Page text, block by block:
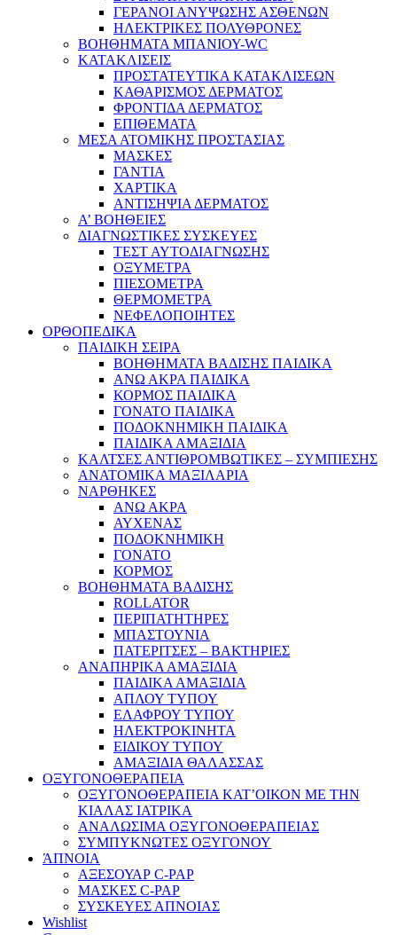
ΓΕΡΑΝΟΙ ΑΝΥΨΩΣΗΣ ΑΣΘΕΝΩΝ
ΗΛΕΚΤΡΙΚΕΣ ΠΟΛΥΘΡΟΝΕΣ
ΒΟΗΘΗΜΑΤΑ ΜΠΑΝΙΟΥ-WC
ΚΑΤΑΚΛΙΣΕΙΣ
ΠΡΟΣΤΑΤΕΥΤΙΚΑ ΚΑΤΑΚΛΙΣΕΩΝ
ΚΑΘΑΡΙΣΜΟΣ ΔΕΡΜΑΤΟΣ
ΦΡΟΝΤΙΔΑ ΔΕΡΜΑΤΟΣ
ΕΠΙΘΕΜΑΤΑ
ΜΕΣΑ ΑΤΟΜΙΚΗΣ ΠΡΟΣΤΑΣΙΑΣ
ΜΑΣΚΕΣ
ΓΑΝΤΙΑ
ΧΑΡΤΙΚΑ
ΑΝΤΙΣΗΨΙΑ ΔΕΡΜΑΤΟΣ
Α’ ΒΟΗΘΕΙΕΣ
ΔΙΑΓΝΩΣΤΙΚΕΣ ΣΥΣΚΕΥΕΣ
ΤΕΣΤ ΑΥΤΟΔΙΑΓΝΩΣΗΣ
ΟΞΥΜΕΤΡΑ
ΠΙΕΣΟΜΕΤΡΑ
ΘΕΡΜΟΜΕΤΡΑ
ΝΕΦΕΛΟΠΟΙΗΤΕΣ
ΟΡΘΟΠΕΔΙΚΑ
ΠΑΙΔΙΚΗ ΣΕΙΡΑ
ΒΟΗΘΗΜΑΤΑ ΒΑΔΙΣΗΣ ΠΑΙΔΙΚΑ
ΑΝΩ ΑΚΡΑ ΠΑΙΔΙΚΑ
ΚΟΡΜΟΣ ΠΑΙΔΙΚΑ
ΓΟΝΑΤΟ ΠΑΙΔΙΚΑ
ΠΟΔΟΚΝΗΜΙΚΗ ΠΑΙΔΙΚΑ
ΠΑΙΔΙΚΑ ΑΜΑΞΙΔΙΑ
ΚΑΛΤΣΕΣ ΑΝΤΙΘΡΟΜΒΩΤΙΚΕΣ – ΣΥΜΠΙΕΣΗΣ
ΑΝΑΤΟΜΙΚΑ ΜΑΞΙΛΑΡΙΑ
ΝΑΡΘΗΚΕΣ
ΑΝΩ ΑΚΡΑ
ΑΥΧΕΝΑΣ
ΠΟΔΟΚΝΗΜΙΚΗ
ΓΟΝΑΤΟ
ΚΟΡΜΟΣ
ΒΟΗΘΗΜΑΤΑ ΒΑΔΙΣΗΣ
ROLLATOR
ΠΕΡΙΠΑΤΗΤΗΡΕΣ
ΜΠΑΣΤΟΥΝΙΑ
ΠΑΤΕΡΙΤΣΕΣ – ΒΑΚΤΗΡΙΕΣ
ΑΝΑΠΗΡΙΚΑ ΑΜΑΞΙΔΙΑ
ΠΑΙΔΙΚΑ ΑΜΑΞΙΔΙΑ
ΑΠΛΟΥ ΤΥΠΟΥ
ΕΛΑΦΡΟΥ ΤΥΠΟΥ
ΗΛΕΚΤΡΟΚΙΝΗΤΑ
ΕΙΔΙΚΟΥ ΤΥΠΟΥ
ΑΜΑΞΙΔΙΑ ΘΑΛΑΣΣΑΣ
ΟΞΥΓΟΝΟΘΕΡΑΠΕΙΑ
ΟΞΥΓΟΝΟΘΕΡΑΠΕΙΑ ΚΑΤ’ΟΙΚΟΝ ΜΕ ΤΗΝ
ΚΙΑΛΑΣ ΙΑΤΡΙΚΑ
ΑΝΑΛΩΣΙΜΑ ΟΞΥΓΟΝΟΘΕΡΑΠΕΙΑΣ
ΣΥΜΠΥΚΝΩΤΕΣ ΟΞΥΓΟΝΟΥ
ΆΠΝΟΙΑ
ΑΞΕΣΟΥΑΡ C-PAP
ΜΑΣΚΕΣ C-PAP
ΣΥΣΚΕΥΕΣ ΑΠΝΟΙΑΣ
Wishlist